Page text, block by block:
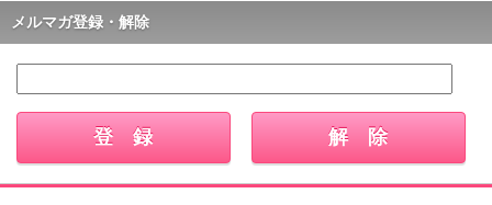
メルマガ登録・解除